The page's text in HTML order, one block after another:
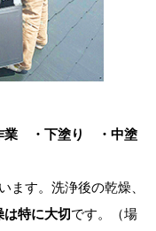
業 ・下塗り ・中塗
ます。洗浄後の乾燥、
は特に大切です。（場